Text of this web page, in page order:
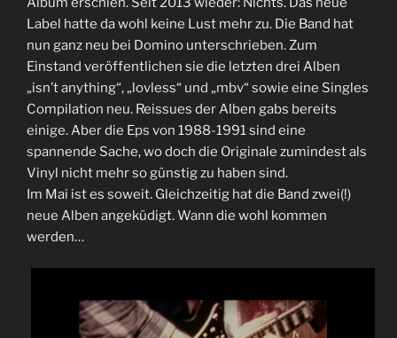
Label hatte da wohl keine Lust mehr zu. Die Band hat
nun ganz neu bei Domino unterschrieben. Zum
Einstand veröffentlichen sie die letzten drei Alben
„isn’t anything“, „lovless“ und „mbv“ sowie eine Singles
Compilation neu. Reissues der Alben gabs bereits
einige. Aber die Eps von 1988-1991 sind eine
spannende Sache, wo doch die Originale zumindest als
Vinyl nicht mehr so günstig zu haben sind.
Im Mai ist es soweit. Gleichzeitig hat die Band zwei(!)
neue Alben angeküdigt. Wann die wohl kommen
werden…